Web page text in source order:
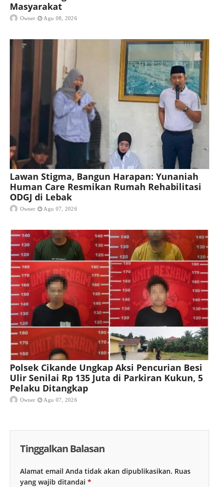
Masyarakat
Owner Agu 08, 2026
Lawan Stigma, Bangun Harapan: Yunaniah
Human Care Resmikan Rumah Rehabilitasi
ODGJ di Lebak
Owner Agu 07, 2026
Polsek Cikande Ungkap Aksi Pencurian Besi
Ulir Senilai Rp 135 Juta di Parkiran Kukun, 5
Pelaku Ditangkap
Owner Agu 07, 2026
Tinggalkan Balasan
Alamat email Anda tidak akan dipublikasikan. Ruas
yang wajib ditandai *